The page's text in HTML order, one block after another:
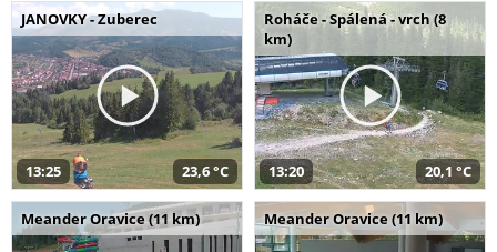
JANOVKY - Zuberec
13:25 23,6 °C
Roháče - Spálená - vrch (8
km)
13:20 20,1 °C
Meander Oravice (11 km) Meander Oravice (11 km)